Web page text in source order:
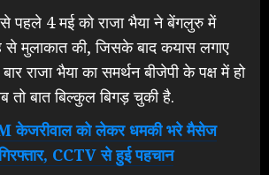
से पहले 4 मई को राजा भैया ने बेंगलुरु में
से मुलाकात की, जिसके बाद कयास लगाए
राजा भैया का समर्थन बीजेपी के पक्ष में हो
बात बिल्कुल बिगड़ चुकी है.
केजरीवाल को लेकर धमकी भरे मैसेज
CCTV से हुई पहचान